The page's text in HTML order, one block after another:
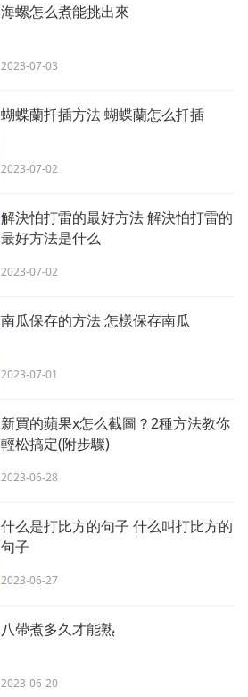
海螺怎么煮能挑出來
2023-07-03
蝴蝶蘭扦插方法 蝴蝶蘭怎么扦插
2023-07-02
解決怕打雷的最好方法 解決怕打雷的
最好方法是什么
2023-07-02
南瓜保存的方法 怎樣保存南瓜
2023-07-01
新買的蘋果x怎么截圖？2種方法教你
輕松搞定(附步驟)
2023-06-28
什么是打比方的句子 什么叫打比方的
句子
2023-06-27
八帶煮多久才能熟
2023-06-20